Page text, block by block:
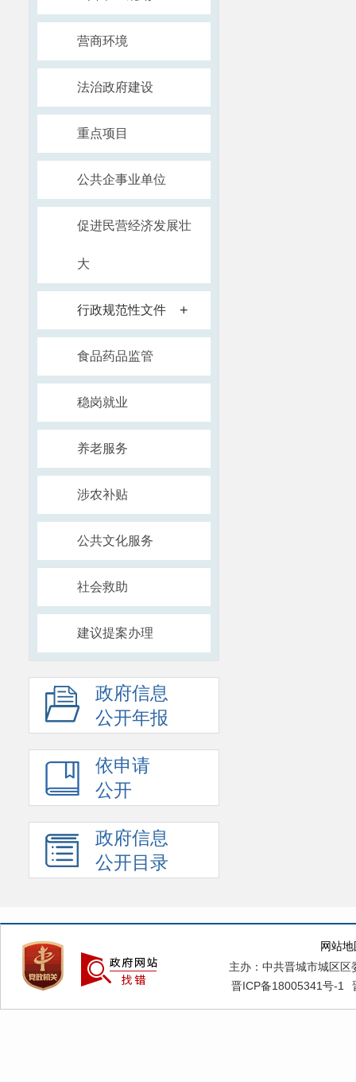
营商环境
法治政府建设
重点项目
公共企事业单位
促进民营经济发展壮
大
行政规范性文件 +
食品药品监管
稳岗就业
养老服务
涉农补贴
公共文化服务
社会救助
建议提案办理
政府信息
公开年报
依申请
公开
政府信息
公开目录
网站地
主办：中共晋城市城区
晋ICP备18005341号-1